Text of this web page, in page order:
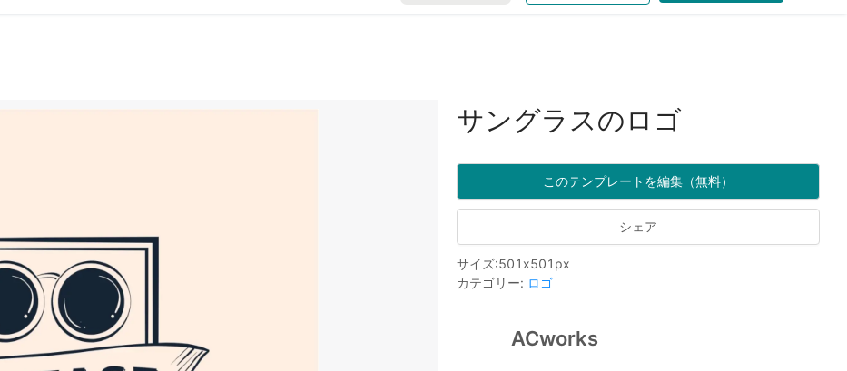
サングラスのロゴ
このテンプレートを編集（無料）
シェア
サイズ:501 x501 px
カテゴリー: ロゴ
ACworks